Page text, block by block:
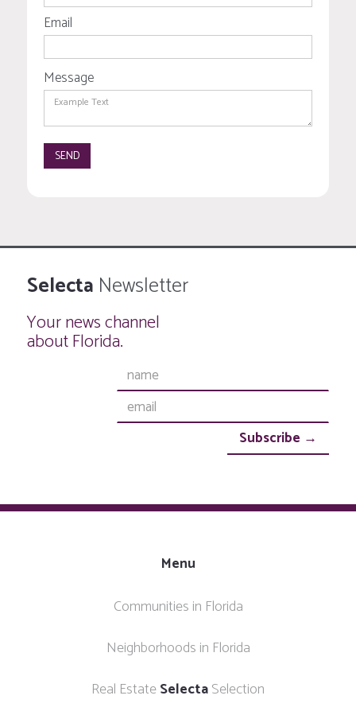
Email
Message
Menu
Communities in Florida
Neighborhoods in Florida
Real EstateSelectaSelection
Selecta Newsletter
Your news channel
about Florida.